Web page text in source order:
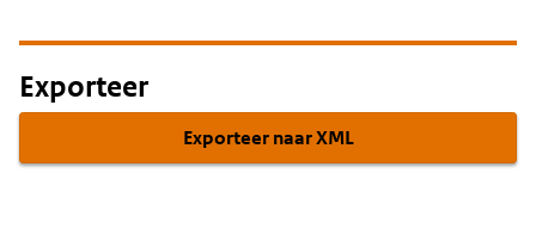
Exporteer
Exporteer naar XML